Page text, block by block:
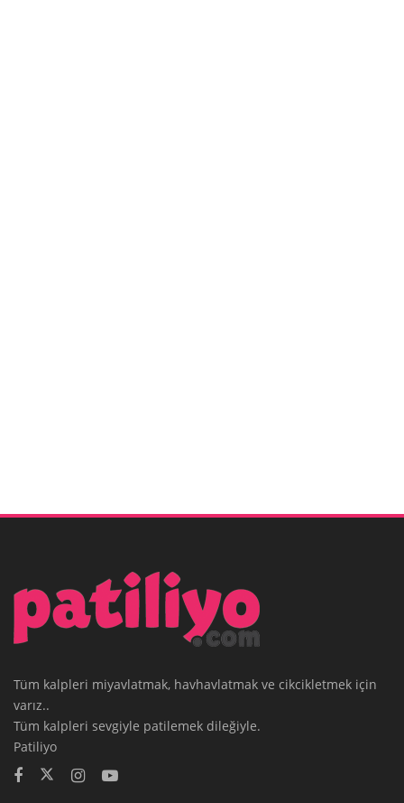
Tüm kalpleri miyavlatmak, havhavlatmak ve cikcikletmek için
varız..
Tüm kalpleri sevgiyle patilemek dileğiyle.
Patiliyo